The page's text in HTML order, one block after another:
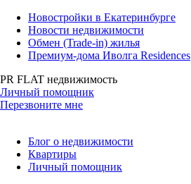
Новостройки в Екатеринбурге
Новости недвижимости
Обмен (Trade-in) жилья
Премиум-дома Иволга Residences
PR FLAT недвижимость
Личный помощник
Перезвоните мне
Блог о недвижимости
Квартиры
Личный помощник